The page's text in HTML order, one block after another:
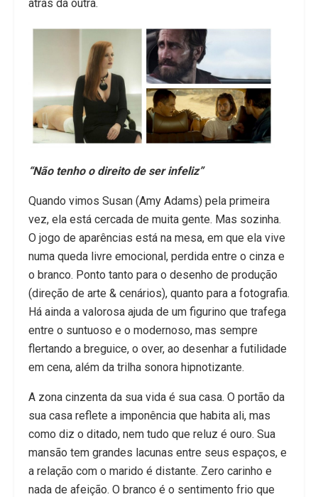
atrás da outra.
“Não tenho o direito de ser infeliz”
Quando vimos Susan (Amy Adams) pela primeira
vez, ela está cercada de muita gente. Mas sozinha.
O jogo de aparências está na mesa, em que ela vive
numa queda livre emocional, perdida entre o cinza e
o branco. Ponto tanto para o desenho de produção
(direção de arte & cenários), quanto para a fotografia.
Há ainda a valorosa ajuda de um figurino que trafega
entre o suntuoso e o modernoso, mas sempre
flertando a breguice, o over, ao desenhar a futilidade
em cena, além da trilha sonora hipnotizante.
A zona cinzenta da sua vida é sua casa. O portão da
sua casa reflete a imponência que habita ali, mas
como diz o ditado, nem tudo que reluz é ouro. Sua
mansão tem grandes lacunas entre seus espaços, e
a relação com o marido é distante. Zero carinho e
nada de afeição. O branco é o sentimento frio que